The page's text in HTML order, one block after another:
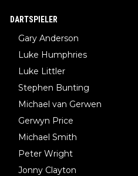
DARTSPIELER
Gary Anderson
Luke Humphries
Luke Littler
Stephen Bunting
Michael van Gerwen
Gerwyn Price
Michael Smith
Peter Wright
Jonny Clayton